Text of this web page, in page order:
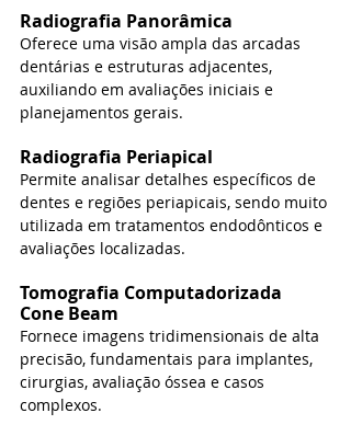
Radiografia Panorâmica
Oferece uma visão ampla das arcadas
dentárias e estruturas adjacentes,
auxiliando em avaliações iniciais e
planejamentos gerais.
Radiografia Periapical
Permite analisar detalhes específicos de
dentes e regiões periapicais, sendo muito
utilizada em tratamentos endodônticos e
avaliações localizadas.
Tomografia Computadorizada
Cone Beam
Fornece imagens tridimensionais de alta
precisão, fundamentais para implantes,
cirurgias, avaliação óssea e casos
complexos.